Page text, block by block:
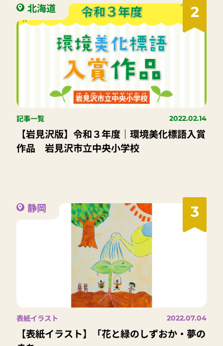
2
北海道
記事一覧 2022.02.14
【岩見沢版】令和３年度｜環境美化標語入賞
作品 岩見沢市立中央小学校
3
静岡
表紙イラスト 2022.07.04
【表紙イラスト】「花と緑のしずおか・夢の